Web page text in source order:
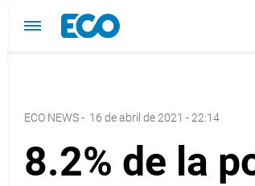
ECO NEWS- 16 de abril de 2021 - 22:14
8.2% de la